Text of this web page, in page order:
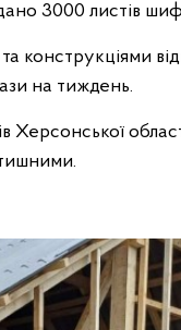
3000 листів
конструкціями
на тиждень.
Херсонської